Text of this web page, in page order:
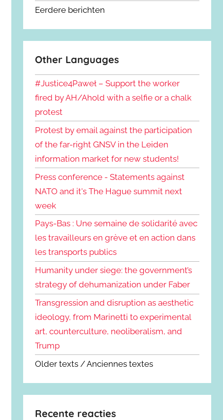
Eerdere berichten
Other Languages
#Justice4Paweł – Support the worker
fired by AH/Ahold with a selfie or a chalk
protest
Protest by email against the participation
of the far-right GNSV in the Leiden
information market for new students!
Press conference - Statements against
NATO and it's The Hague summit next
week
Pays-Bas : Une semaine de solidarité avec
les travailleurs en grève et en action dans
les transports publics
Humanity under siege: the government’s
strategy of dehumanization under Faber
Transgression and disruption as aesthetic
ideology, from Marinetti to experimental
art, counterculture, neoliberalism, and
Trump
Older texts / Anciennes textes
Recente reacties